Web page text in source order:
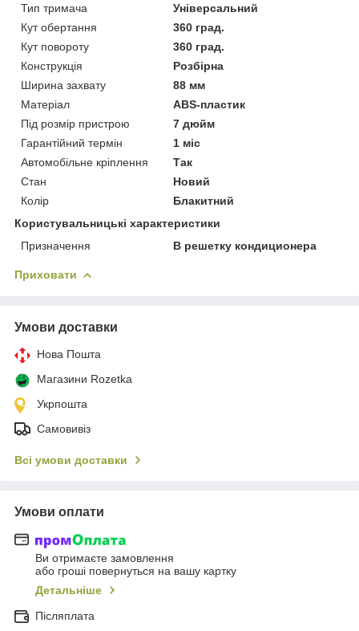
Тип тримача
Універсальний
Кут обертання
360 град.
Кут повороту
360 град.
Конструкція
Розбірна
Ширина захвату
88 мм
Матеріал
ABS-пластик
Під розмір пристрою
7 дюйм
Гарантійний термін
1 міс
Автомобільне кріплення
Так
Стан
Новий
Колір
Блакитний
Користувальницькі характеристики
Призначення
В решетку кондиционера
Приховати
Умови доставки
Нова Пошта
Магазини Rozetka
Укрпошта
Самовивіз
Всі умови доставки
Умови оплати
Ви отримаєте замовлення
або гроші повернуться на вашу картку
Детальніше
Післяплата